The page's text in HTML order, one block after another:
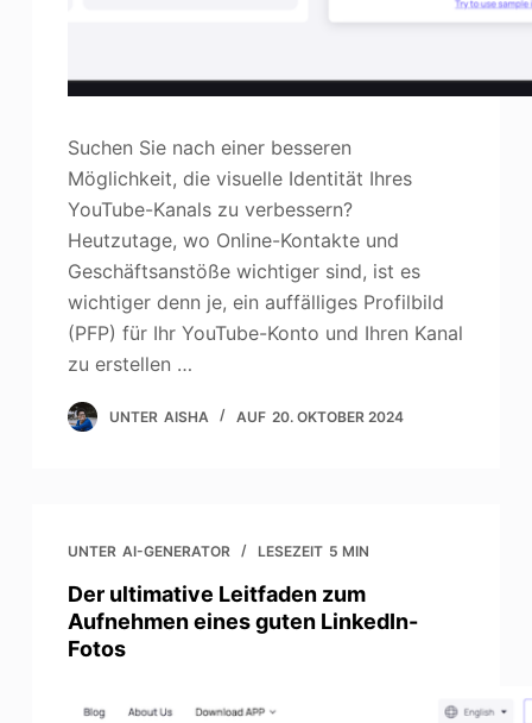
Suchen Sie nach einer besseren
Möglichkeit, die visuelle Identität Ihres
YouTube-Kanals zu verbessern?
Heutzutage, wo Online-Kontakte und
Geschäftsanstöße wichtiger sind, ist es
wichtiger denn je, ein auffälliges Profilbild
(PFP) für Ihr YouTube-Konto und Ihren Kanal
zu erstellen …
UNTER AISHA AUF 20. OKTOBER 2024
UNTER AI-GENERATOR LESEZEIT 5 MIN
Der ultimative Leitfaden zum
Aufnehmen eines guten LinkedIn-
Fotos